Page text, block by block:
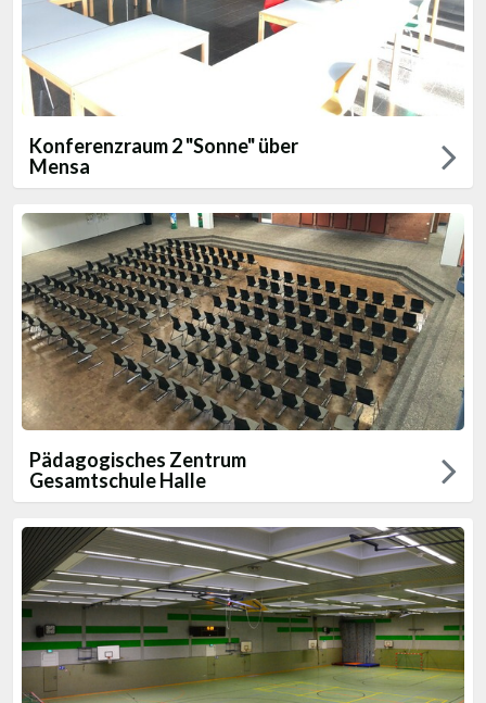
Konferenzraum 2 "Sonne" über
Mensa
Pädagogisches Zentrum
Gesamtschule Halle